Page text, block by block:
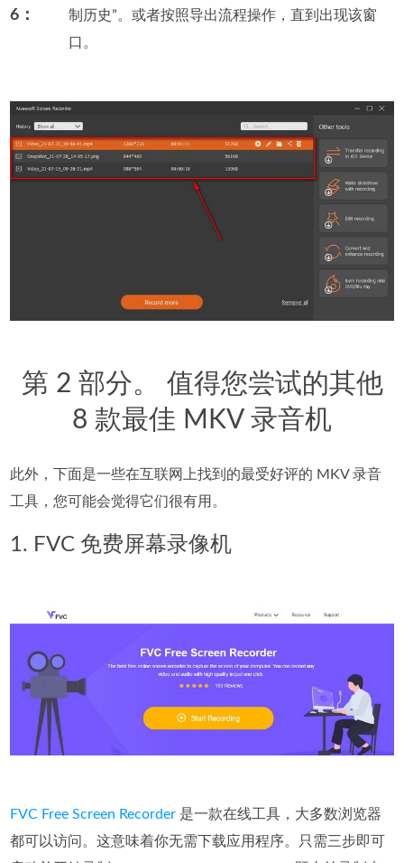
6：
制历史”。或者按照导出流程操作，直到出现该窗
口。
第 2 部分。 值得您尝试的其他
8 款最佳 MKV 录音机
此外，下面是一些在互联网上找到的最受好评的 MKV 录音
工具，您可能会觉得它们很有用。
1. FVC 免费屏幕录像机
FVC Free Screen Recorder 是一款在线工具，大多数浏览器
都可以访问。这意味着你无需下载应用程序。只需三步即可